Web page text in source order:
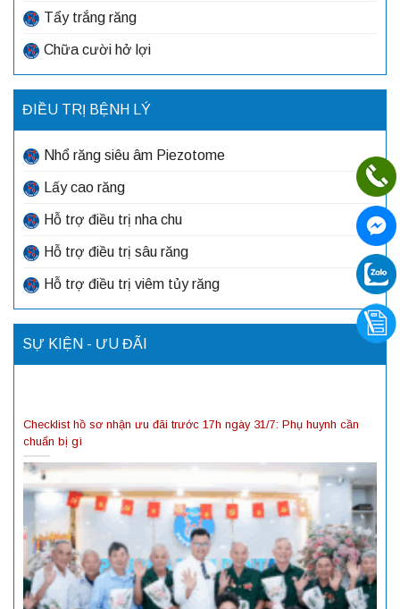
Tẩy trắng răng
Chữa cười hở lợi
ĐIỀU TRỊ BỆNH LÝ
Nhổ răng siêu âm Piezotome
Lấy cao răng
Hỗ trợ điều trị nha chu
Hỗ trợ điều trị sâu răng
Hỗ trợ điều trị viêm tủy răng
SỰ KIỆN - ƯU ĐÃI
Checklist hồ sơ nhận ưu đãi trước 17h ngày 31/7: Phụ huynh cần
chuẩn bị gì